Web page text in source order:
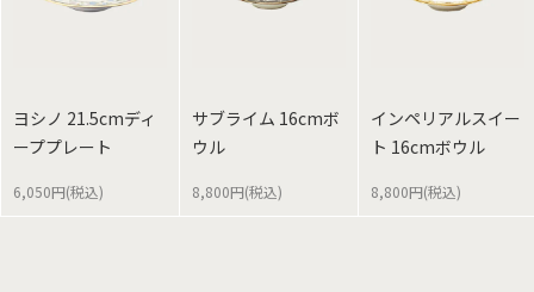
ヨシノ 21.5cmディ
ーププレート
6,050円(税込)
サブライム 16cmボ
ウル
8,800円(税込)
インペリアルスイー
ト 16cmボウル
8,800円(税込)